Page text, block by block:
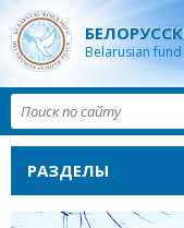
Belarusian
РАЗДЕЛЫ